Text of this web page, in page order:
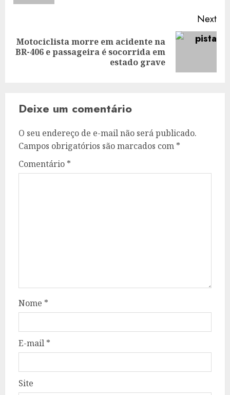
Next
Next
Motociclista morre em acidente na
BR-406 e passageira é socorrida em
estado grave
Deixe um comentário
O seu endereço de e-mail não será publicado.
Campos obrigatórios são marcados com *
Comentário *
Nome *
E-mail *
Site